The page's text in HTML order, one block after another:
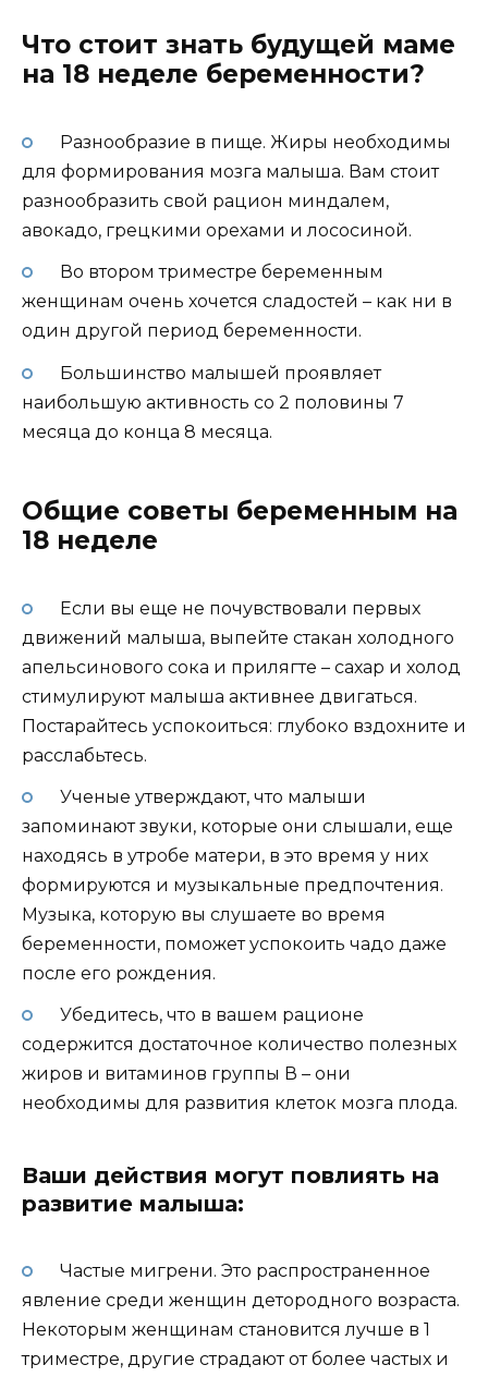
Что стоит знать будущей маме
на 18 неделе беременности?
Разнообразие в пище. Жиры необходимы
для формирования мозга малыша. Вам стоит
разнообразить свой рацион миндалем,
авокадо, грецкими орехами и лососиной.
Во втором триместре беременным
женщинам очень хочется сладостей – как ни в
один другой период беременности.
Большинство малышей проявляет
наибольшую активность со 2 половины 7
месяца до конца 8 месяца.
Общие советы беременным на
18 неделе
Если вы еще не почувствовали первых
движений малыша, выпейте стакан холодного
апельсинового сока и прилягте – сахар и холод
стимулируют малыша активнее двигаться.
Постарайтесь успокоиться: глубоко вздохните и
расслабьтесь.
Ученые утверждают, что малыши
запоминают звуки, которые они слышали, еще
находясь в утробе матери, в это время у них
формируются и музыкальные предпочтения.
Музыка, которую вы слушаете во время
беременности, поможет успокоить чадо даже
после его рождения.
Убедитесь, что в вашем рационе
содержится достаточное количество полезных
жиров и витаминов группы В – они
необходимы для развития клеток мозга плода.
Ваши действия могут повлиять на
развитие малыша:
Частые мигрени. Это распространенное
явление среди женщин детородного возраста.
Некоторым женщинам становится лучше в 1
триместре, другие страдают от более частых и